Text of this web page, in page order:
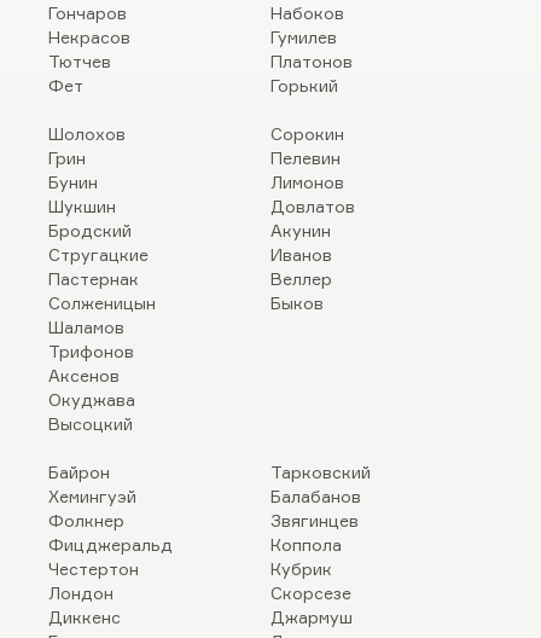
Гончаров
Некрасов
Тютчев
Фет
Набоков
Гумилев
Платонов
Горький
Шолохов
Грин
Бунин
Шукшин
Бродский
Стругацкие
Пастернак
Солженицын
Шаламов
Трифонов
Аксенов
Окуджава
Высоцкий
Сорокин
Пелевин
Лимонов
Довлатов
Акунин
Иванов
Веллер
Быков
Байрон
Хемингуэй
Фолкнер
Фицджеральд
Честертон
Лондон
Диккенс
Тарковский
Балабанов
Звягинцев
Коппола
Кубрик
Скорсезе
Джармуш